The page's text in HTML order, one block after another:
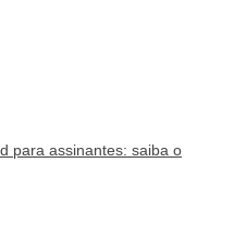
para assinantes: saiba o